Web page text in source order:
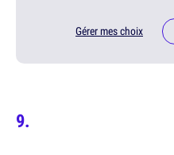
Gérer mes choix